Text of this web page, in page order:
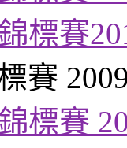
標賽
賽
標賽